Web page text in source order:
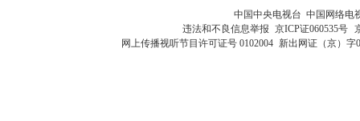
中国中央电视台 中国网络电
违法和不良信息举报 京ICP证060535号
网上传播视听节目许可证号 0102004 新出网证（京）